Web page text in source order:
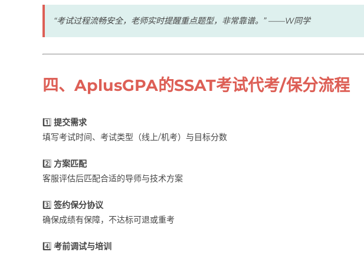
“考试过程流畅安全，老师实时提醒重点题型，非常靠谱。” ——W同学
四、AplusGPA的SSAT考试代考/保分流程
1️⃣ 提交需求
填写考试时间、考试类型（线上/机考）与目标分数
2️⃣ 方案匹配
客服评估后匹配合适的导师与技术方案
3️⃣ 签约保分协议
确保成绩有保障，不达标可退或重考
4️⃣ 考前调试与培训